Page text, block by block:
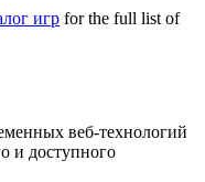
игр for the full list of
веб-технологий
и доступного